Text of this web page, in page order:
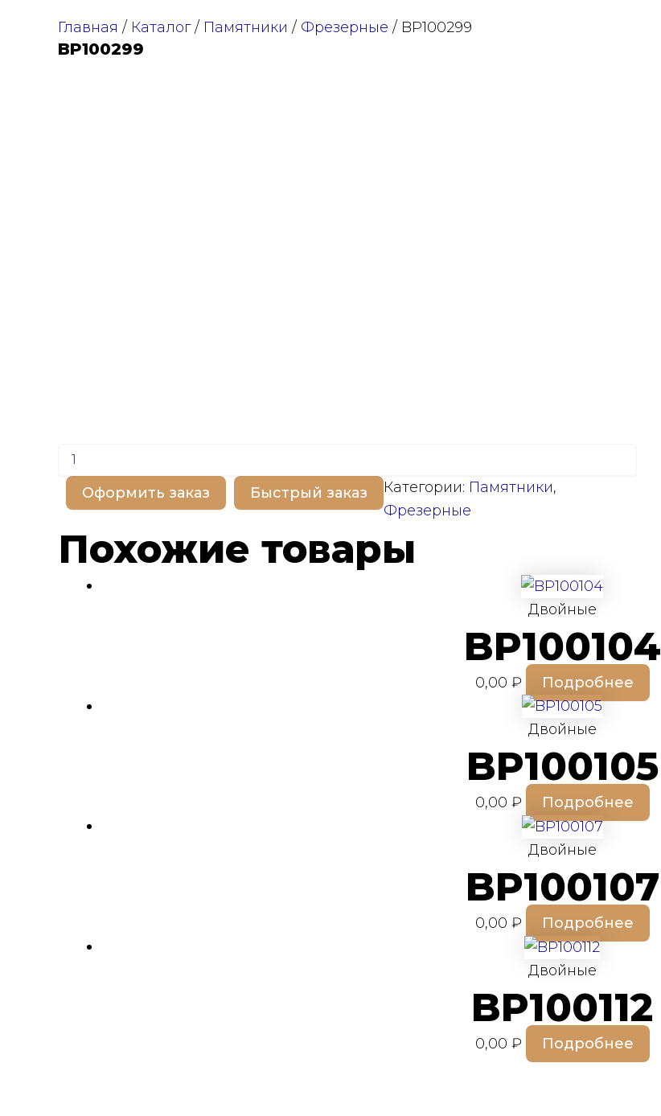
Главная / Каталог/ Памятники / Фрезерные / BP100299
BP100299
Количество
товара
BP100299
Оформить заказ Быстрый заказ Категории: Памятники,
Фрезерные
Похожие товары
Двойные
BP100104
0,00 ₽ Подробнее
Двойные
BP100105
0,00 ₽ Подробнее
Двойные
BP100107
0,00 ₽ Подробнее
Двойные
BP100112
0,00 ₽ Подробнее